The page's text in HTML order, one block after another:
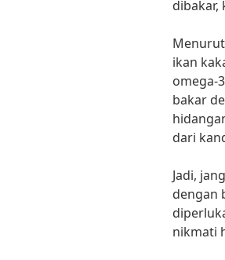
dibakar,
ikan
omega-
bakar
dari
Jadi,
dengan
nikmati